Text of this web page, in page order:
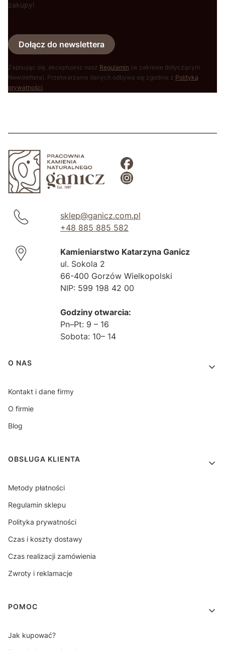
zakupy!
Dołącz do newslettera
Zapisując się, akceptujesz nasz Regulamin (w zakresie dotyczącym
Newslettera). Przetwarzanie danych odbywa się zgodnie z Polityką
prywatności.
sklep@ganicz.com.pl
+48 885 885 582
Kamieniarstwo Katarzyna Ganicz
ul. Sokola 2
66-400 Gorzów Wielkopolski
NIP: 599 198 42 00
Godziny otwarcia:
Pn–Pt: 9 – 16
Sobota: 10– 14
Linki w stopce
O NAS
Kontakt i dane firmy
O firmie
Blog
OBSŁUGA KLIENTA
Metody płatności
Regulamin sklepu
Polityka prywatności
Czas i koszty dostawy
Czas realizacji zamówienia
Zwroty i reklamacje
POMOC
Jak kupować?